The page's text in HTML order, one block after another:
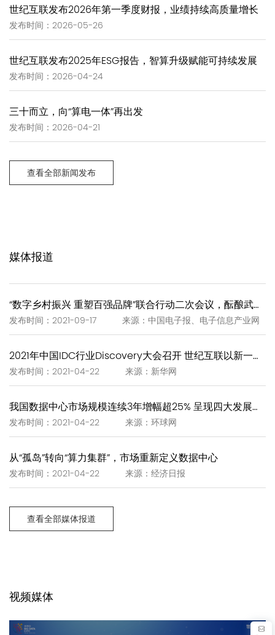
世纪互联发布2026年第一季度财报，业绩持续高质量增长
发布时间：2026-05-26
世纪互联发布2025年ESG报告，智算升级赋能可持续发展
发布时间：2026-04-24
三十而立，向“算电一体”再出发
发布时间：2026-04-21
查看全部新闻发布
媒体报道
发布时间：2021-09-17 来源：中国电子报、电子信息产业网
发布时间：2021-04-22 来源：新华网
发布时间：2021-04-22 来源：环球网
从“孤岛”转向“算力集群”，市场重新定义数据中心
发布时间：2021-04-22 来源：经济日报
查看全部媒体报道
视频媒体